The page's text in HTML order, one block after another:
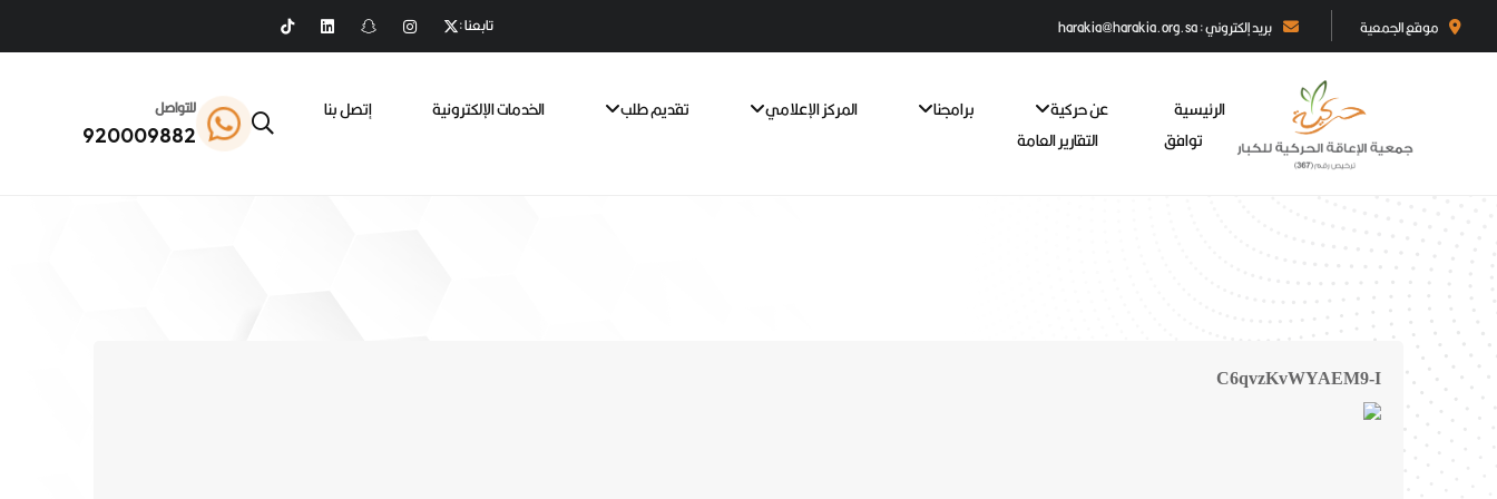
موقع الجمعية بريد إلكتروني : harakia@harakia.org.sa تابعنا :
الرئيسية عن حركية برامجنا المركز الإعلامي تقديم طلب الخدمات الإلكترونية
إتصل بنا
توافق
التقارير العامة
للتواصل
920009882
C6qvzKvWYAEM9-I